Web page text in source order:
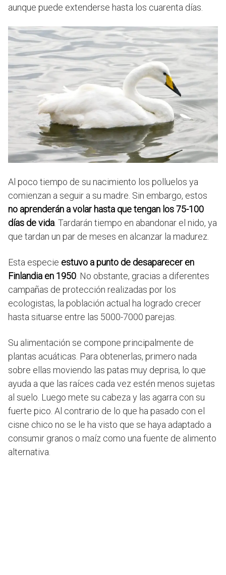
aunque puede extenderse hasta los cuarenta días.
Al poco tiempo de su nacimiento los polluelos ya
comienzan a seguir a su madre. Sin embargo, estos
no aprenderán a volar hasta que tengan los 75-100
días de vida . Tardarán tiempo en abandonar el nido, ya
que tardan un par de meses en alcanzar la madurez.
Esta especie estuvo a punto de desaparecer en
Finlandia en 1950 . No obstante, gracias a diferentes
campañas de protección realizadas por los
ecologistas, la población actual ha logrado crecer
hasta situarse entre las 5000-7000 parejas.
Su alimentación se compone principalmente de
plantas acuáticas. Para obtenerlas, primero nada
sobre ellas moviendo las patas muy deprisa, lo que
ayuda a que las raíces cada vez estén menos sujetas
al suelo. Luego mete su cabeza y las agarra con su
fuerte pico. Al contrario de lo que ha pasado con el
cisne chico no se le ha visto que se haya adaptado a
consumir granos o maíz como una fuente de alimento
alternativa.